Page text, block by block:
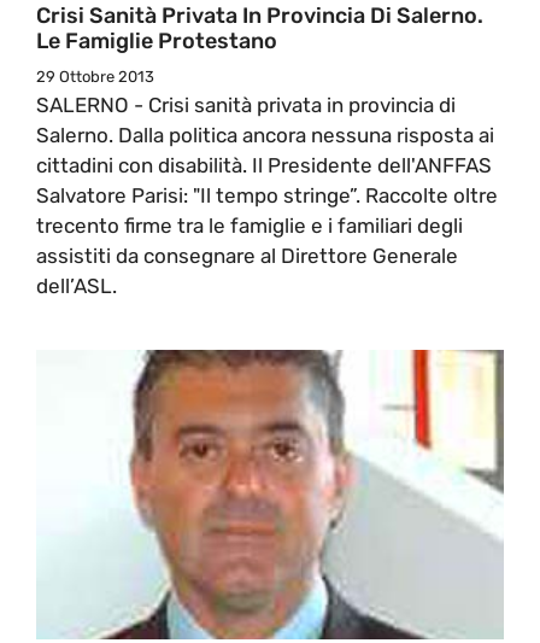
Crisi Sanità Privata In Provincia Di Salerno.
Le Famiglie Protestano
29 Ottobre 2013
SALERNO - Crisi sanità privata in provincia di
Salerno. Dalla politica ancora nessuna risposta ai
cittadini con disabilità. Il Presidente dell'ANFFAS
Salvatore Parisi: "Il tempo stringe”. Raccolte oltre
trecento firme tra le famiglie e i familiari degli
assistiti da consegnare al Direttore Generale
dell’ASL.